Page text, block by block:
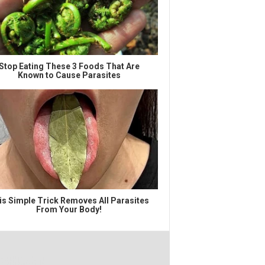
Eating These 3 Foods That Are
Known to Cause Parasites
Simple Trick Removes All Parasites
From Your Body!